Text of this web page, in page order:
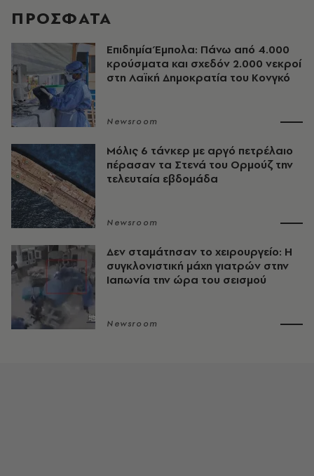
ΠΡΟΣΦΑΤΑ
Επιδημία Έμπολα: Πάνω από 4.000
κρούσματα και σχεδόν 2.000 νεκροί
στη Λαϊκή Δημοκρατία του Κονγκό
Newsroom
Μόλις 6 τάνκερ με αργό πετρέλαιο
πέρασαν τα Στενά του Ορμούζ την
τελευταία εβδομάδα
Newsroom
Δεν σταμάτησαν το χειρουργείο: Η
συγκλονιστική μάχη γιατρών στην
Ιαπωνία την ώρα του σεισμού
Newsroom